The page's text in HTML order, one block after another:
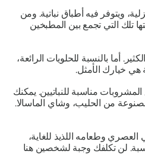
ويتوفر فيه أطباق نباتية. ومن
تلك التي تجمع بين المطبخين
أما بالنسبة للحلويات الرائعة،
هي خيارك الأمثل.
مناسبة للنباتيين. يمكنك
من الحليب، وشاي الماسالا.
وطعامه اللذيذ للغاية،
لن تكلفك وجبة لشخصين هنا